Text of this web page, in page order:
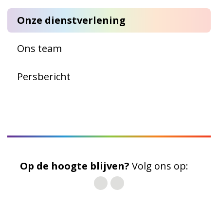
Onze dienstverlening
Ons team
Persbericht
Op de hoogte blijven? Volg ons op: